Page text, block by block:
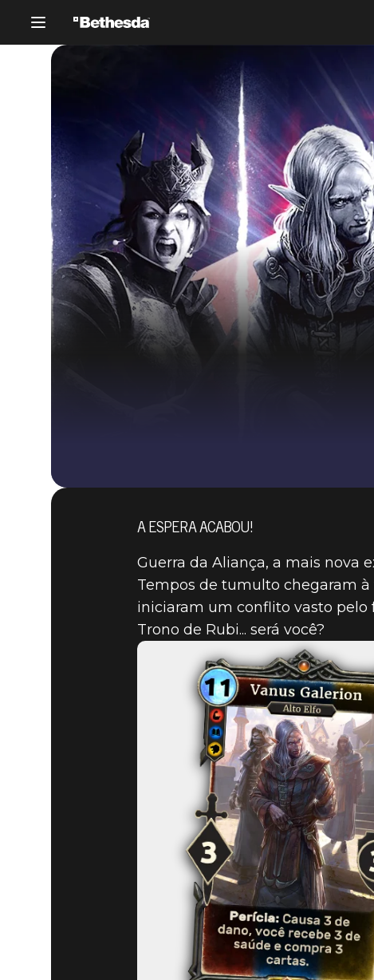
The Elder Scrolls: Legends 15 de abril de 2019
ESCOLHA
SCROLLS:
ALIANÇA
A ESPERA ACABOU!
Guerra da Aliança, a mais nova
Tempos de tumulto chegaram à
iniciaram um conflito vasto pelo
Trono de Rubi... será você?